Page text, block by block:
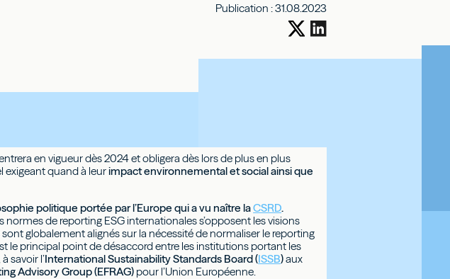
Publication :31.08.2023
en vigueur dès 2024 et obligera dès lors de plus en plus
exigeant quand à leurimpact environnemental et social ainsi que
politique portée par l’Europe qui a vu naître laCSRD.
de reporting ESG internationales s’opposent les visions
globalement alignés sur la nécessité de normaliser le reporting
le principal point de désaccord entre les institutions portant les
savoir l’International Sustainability Standards Board (ISSB)aux
Advisory Group (EFRAG) pour l’Union Européenne.